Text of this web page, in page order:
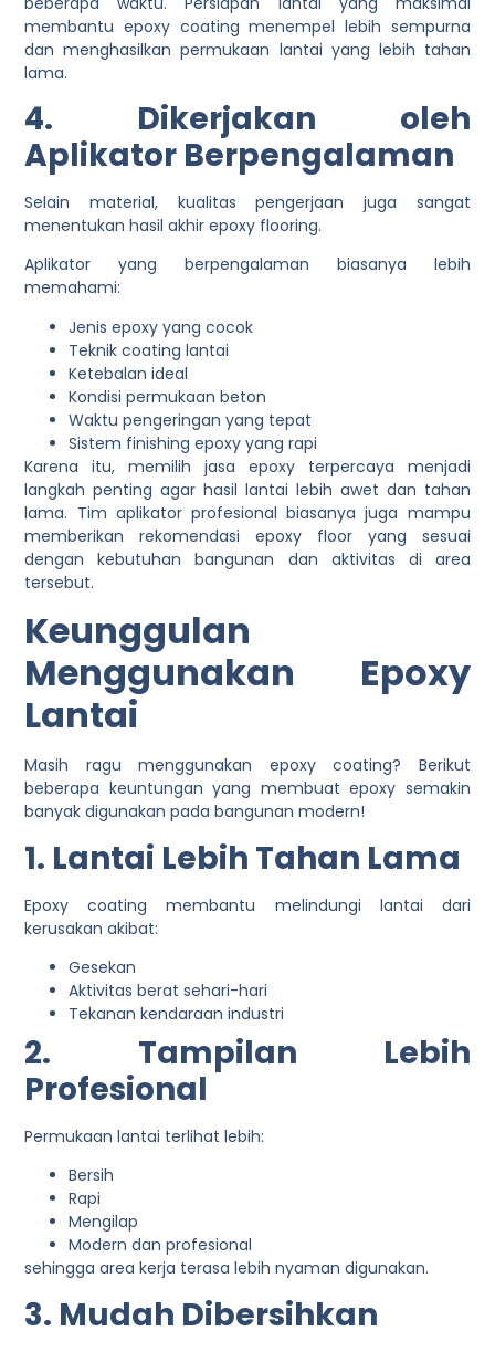
membantu epoxy coating menempel lebih sempurna
dan menghasilkan permukaan lantai yang lebih tahan
lama.
4. Dikerjakan oleh
Aplikator Berpengalaman
Selain material, kualitas pengerjaan juga sangat
menentukan hasil akhir epoxy flooring.
Aplikator yang berpengalaman biasanya lebih
memahami:
Jenis epoxy yang cocok
Teknik coating lantai
Ketebalan ideal
Kondisi permukaan beton
Waktu pengeringan yang tepat
Sistem finishing epoxy yang rapi
Karena itu, memilih jasa epoxy terpercaya menjadi
langkah penting agar hasil lantai lebih awet dan tahan
lama. Tim aplikator profesional biasanya juga mampu
memberikan rekomendasi epoxy floor yang sesuai
dengan kebutuhan bangunan dan aktivitas di area
tersebut.
Keunggulan
Menggunakan Epoxy
Lantai
Masih ragu menggunakan epoxy coating? Berikut
beberapa keuntungan yang membuat epoxy semakin
banyak digunakan pada bangunan modern!
1. Lantai Lebih Tahan Lama
Epoxy coating membantu melindungi lantai dari
kerusakan akibat:
Gesekan
Aktivitas berat sehari-hari
Tekanan kendaraan industri
2. Tampilan Lebih
Profesional
Permukaan lantai terlihat lebih:
Bersih
Rapi
Mengilap
Modern dan profesional
sehingga area kerja terasa lebih nyaman digunakan.
3. Mudah Dibersihkan